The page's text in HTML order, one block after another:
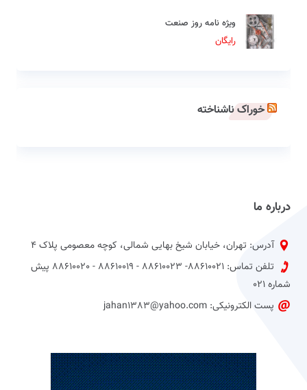
ویژه نامه روز صنعت
رایگان
خوراک ناشناخته
درباره ما
آدرس: تهران، خیابان شیخ بهایی شمالی، کوچه معصومی پلاک 4
تلفن تماس: 88610021- 88610023 - 88610019 - 88610020 پیش
شماره 021
پست الکترونیکی: jahan1383@yahoo.com